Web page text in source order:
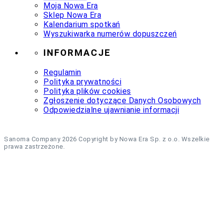
Moja Nowa Era
Sklep Nowa Era
Kalendarium spotkań
Wyszukiwarka numerów dopuszczeń
INFORMACJE
Regulamin
Polityka prywatności
Polityka plików cookies
Zgłoszenie dotyczące Danych Osobowych
Odpowiedzialne ujawnianie informacji
Sanoma Company 2026 Copyright by Nowa Era Sp. z o.o. Wszelkie
prawa zastrzeżone.